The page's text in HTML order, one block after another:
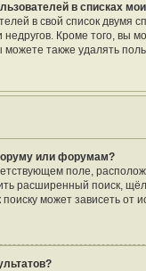
в списках
в свой список двумя
недругов. Кроме того, вы
также удалять
или форумам?
поле,
расширенный поиск,
может зависеть от